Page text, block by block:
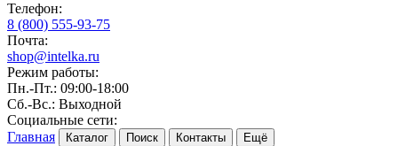
Телефон:
8 (800) 555-93-75
Почта:
shop@intelka.ru
Режим работы:
Пн.-Пт.: 09:00-18:00
Сб.-Вс.: Выходной
Социальные сети:
Главная
Каталог Поиск Контакты Ещё